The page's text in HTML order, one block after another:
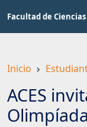
contenido
Facultad de
Inicio
ACES